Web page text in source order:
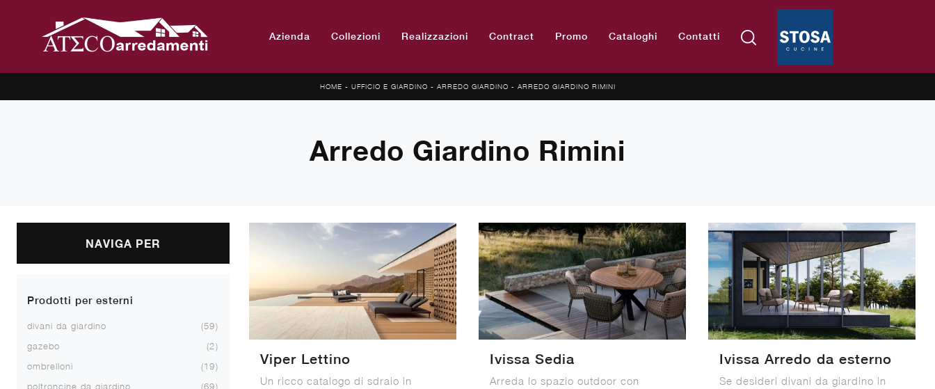
Azienda Collezioni Realizzazioni Contract Promo Cataloghi Contatti
HOME - UFFICIO E GIARDINO - ARREDO GIARDINO - ARREDO GIARDINO RIMINI
Arredo Giardino Rimini
NAVIGA PER
Prodotti per esterni
divani da giardino
59
gazebo
2
ombrelloni
19
poltroncine da giardino
69
Viper Lettino
Un ricco catalogo di sdraio in
Ivissa Sedia
Arreda lo spazio outdoor con
Ivissa Arredo da esterno
Se desideri divani da giardino in